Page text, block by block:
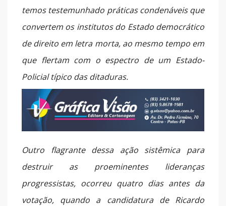
temos testemunhado práticas condenáveis que
convertem os institutos do Estado democrático
de direito em letra morta, ao mesmo tempo em
que flertam com o espectro de um Estado-
Policial típico das ditaduras.
Outro flagrante dessa ação sistêmica para
destruir as proeminentes lideranças
progressistas, ocorreu quatro dias antes da
votação, quando a candidatura de Ricardo